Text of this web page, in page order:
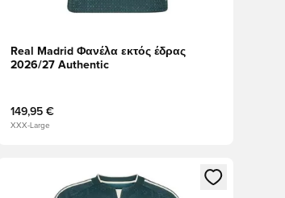
Real Madrid Φανέλα εκτός έδρας
2026/27 Authentic
149,95 €
XXX-Large
ως μέλος
Ανοίγει ένα Modal για να συνδεθείτε ή να